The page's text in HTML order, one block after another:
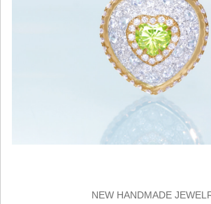
NEW HANDMADE